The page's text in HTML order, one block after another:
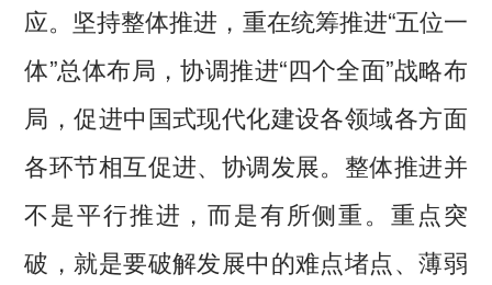
应。坚持整体推进，重在统筹推进“五位一
体”总体布局，协调推进“四个全面”战略布
局，促进中国式现代化建设各领域各方面
各环节相互促进、协调发展。整体推进并
不是平行推进，而是有所侧重。重点突
破，就是要破解发展中的难点堵点、薄弱